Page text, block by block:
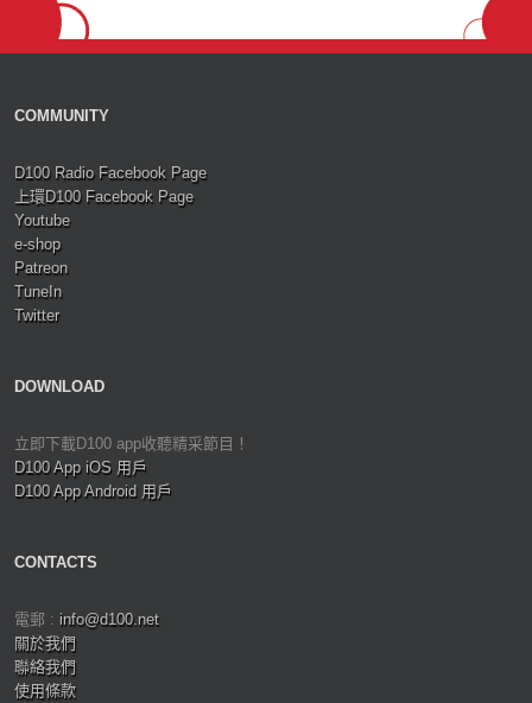
COMMUNITY
D100 Radio Facebook Page
上環D100 Facebook Page
Youtube
e-shop
Patreon
TuneIn
Twitter
DOWNLOAD
立即下載D100 app收聽精采節目！
D100 App iOS 用戶
D100 App Android 用戶
CONTACTS
電郵 : info@d100.net
關於我們
聯絡我們
使用條款